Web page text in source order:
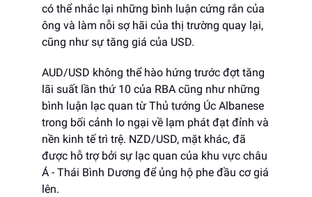
có thể nhắc lại những bình luận cứng rắn của
ông và làm nỗi sợ hãi của thị trường quay lại,
cũng như sự tăng giá của USD.
AUD/USD không thể hào hứng trước đợt tăng
lãi suất lần thứ 10 của RBA cũng như những
bình luận lạc quan từ Thủ tướng Úc Albanese
trong bối cảnh lo ngại về lạm phát đạt đỉnh và
nền kinh tế trì trệ. NZD/USD, mặt khác, đã
được hỗ trợ bởi sự lạc quan của khu vực châu
Á - Thái Bình Dương để ủng hộ phe đầu cơ giá
lên.